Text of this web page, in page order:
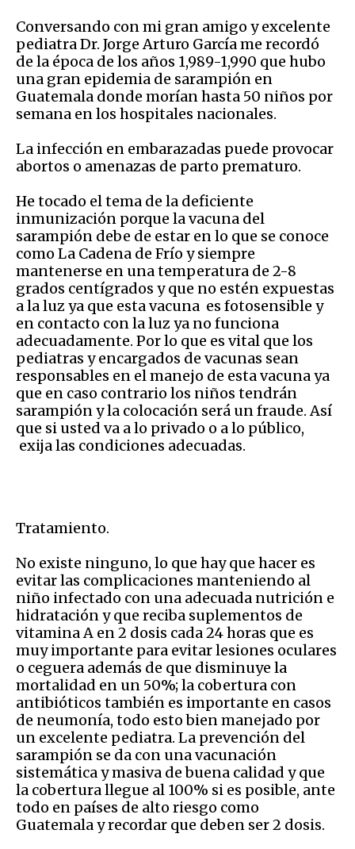
Conversando con mi gran amigo y excelente
pediatra Dr. Jorge Arturo García me recordó
de la época de los años 1,989-1,990 que hubo
una gran epidemia de sarampión en
Guatemala donde morían hasta 50 niños por
semana en los hospitales nacionales.
La infección en embarazadas puede provocar
abortos o amenazas de parto prematuro.
He tocado el tema de la deficiente
inmunización porque la vacuna del
sarampión debe de estar en lo que se conoce
como La Cadena de Frío y siempre
mantenerse en una temperatura de 2-8
grados centígrados y que no estén expuestas
a la luz ya que esta vacuna es fotosensible y
en contacto con la luz ya no funciona
adecuadamente. Por lo que es vital que los
pediatras y encargados de vacunas sean
responsables en el manejo de esta vacuna ya
que en caso contrario los niños tendrán
sarampión y la colocación será un fraude. Así
que si usted va a lo privado o a lo público,
exija las condiciones adecuadas.
Tratamiento.
No existe ninguno, lo que hay que hacer es
evitar las complicaciones manteniendo al
niño infectado con una adecuada nutrición e
hidratación y que reciba suplementos de
vitamina A en 2 dosis cada 24 horas que es
muy importante para evitar lesiones oculares
o ceguera además de que disminuye la
mortalidad en un 50%; la cobertura con
antibióticos también es importante en casos
de neumonía, todo esto bien manejado por
un excelente pediatra. La prevención del
sarampión se da con una vacunación
sistemática y masiva de buena calidad y que
la cobertura llegue al 100% si es posible, ante
todo en países de alto riesgo como
Guatemala y recordar que deben ser 2 dosis.